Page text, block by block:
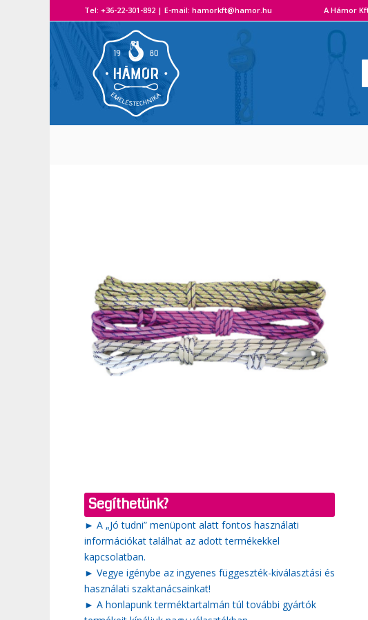
Tel: +36-22-301-892 | E-mail: hamorkft@hamor.hu A Hámor Kft.
Segíthetünk?
► A „Jó tudni” menüpont alatt fontos használati
információkat találhat az adott termékekkel
kapcsolatban.
► Vegye igénybe az ingyenes függeszték-kiválasztási és
használati szaktanácsainkat!
► A honlapunk terméktartalmán túl további gyártók